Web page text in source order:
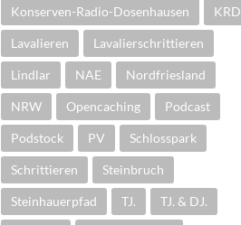
Konserven-Radio-Dosenhausen KRD
Lavalieren Lavalierschrittieren
Lindlar NAE Nordfriesland
NRW Opencaching Podcast
Podstock PV Schlosspark
Schrittieren Steinbruch
Steinhauerpfad TJ. TJ. & DJ.